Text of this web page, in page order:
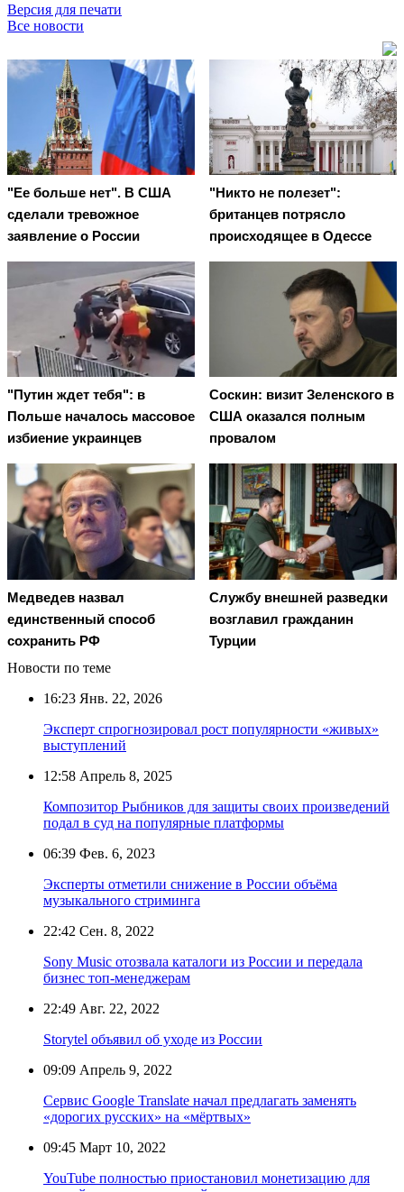
Версия для печати
Все новости
"Ее больше нет". В США
сделали тревожное
заявление о России
"Никто не полезет":
британцев потрясло
происходящее в Одессе
"Путин ждет тебя": в
Польше началось массовое
избиение украинцев
Соскин: визит Зеленского в
США оказался полным
провалом
Медведев назвал
единственный способ
сохранить РФ
Службу внешней разведки
возглавил гражданин
Турции
Новости по теме
16:23 Янв. 22, 2026
Эксперт спрогнозировал рост популярности «живых»
выступлений
12:58 Апрель 8, 2025
Композитор Рыбников для защиты своих произведений
подал в суд на популярные платформы
06:39 Фев. 6, 2023
Эксперты отметили снижение в России объёма
музыкального стриминга
22:42 Сен. 8, 2022
Sony Music отозвала каталоги из России и передала
бизнес топ-менеджерам
22:49 Авг. 22, 2022
Storytel объявил об уходе из России
09:09 Апрель 9, 2022
Сервис Google Translate начал предлагать заменять
«дорогих русских» на «мёртвых»
09:45 Март 10, 2022
YouTube полностью приостановил монетизацию для